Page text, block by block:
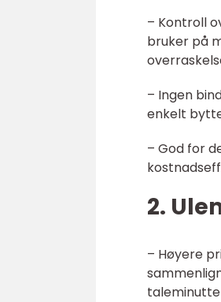
– Kontroll
bruker på
– Ingen
enkelt
– God for
2.
– Høyere